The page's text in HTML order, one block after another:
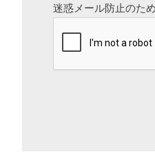
迷惑メール防止のた